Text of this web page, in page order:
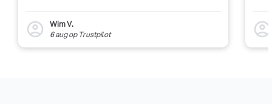
account_circle
Wim V.
6 augop Trustpilot account_circle